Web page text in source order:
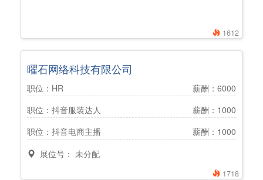
1612
1718
曜石网络科技有限公司
职位：HR
薪酬：6000
职位：抖音服装达人
薪酬：1000
职位：抖音电商主播
薪酬：1000
展位号： 未分配